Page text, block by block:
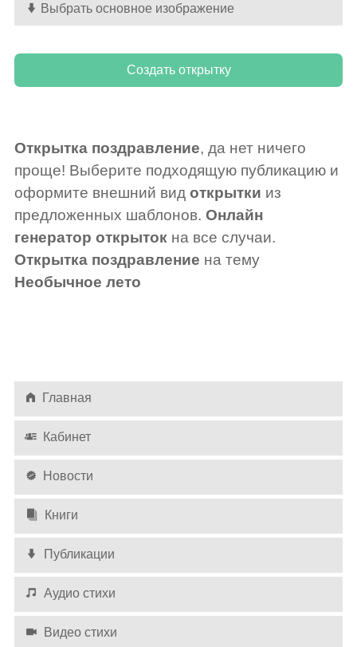
Выбрать основное изображение
Открытка поздравление, да нет ничего
проще! Выберите подходящую публикацию и
оформите внешний вид открытки из
предложенных шаблонов. Онлайн
генератор открытокна все случаи.
Открытка поздравление на тему
Необычное лето
Главная
Кабинет
Новости
Книги
Публикации
Аудио стихи
Видео стихи